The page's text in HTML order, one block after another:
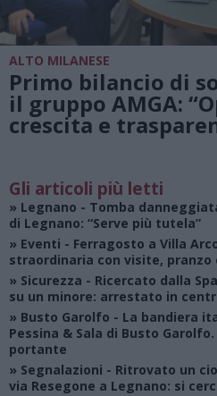
ALTO MILANESE
Primo bilancio di
il gruppo AMGA:
crescita e
Gli articoli più letti
» Legnano - Tomba
di Legnano: “Serve più tutela”
» Eventi - Ferragosto a Villa
straordinaria con visite,
» Sicurezza - Ricercato dalla
su un minore: arrestato in
» Busto Garolfo - La bandiera
Pessina & Sala di Busto
portante
» Segnalazioni - Ritrovato un
via Resegone a Legnano: si